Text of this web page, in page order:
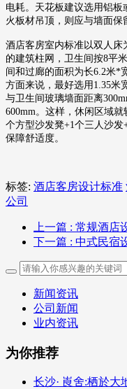
电耗。天花板建议选用铝
火板材吊顶，则应与墙面保
酒店客房室内标准以双人床
的建筑柱网，卫生间按8平
间和过廊的面积为长6.2米*
方面来说，最好选用1.35米
与卫生间玻璃墙面距离
600mm。这样，休闲区域
个方型沙发凳+1个三人沙
保障舒适度。
标签: 酒店客房设计标准
公司
上一篇 : 常规酒店
下一篇 : 中式民宿
新闻资讯
公司新闻
业内资讯
为你推荐
长沙· 崀舍:栖於大